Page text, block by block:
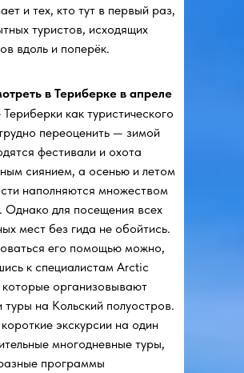
как туристического
переоценить — зимой
фестивали и охота
сиянием, а осенью и летом
наполняются множеством
Однако для посещения всех
мест без гида не обойтись.
его помощью можно,
к специалистам Arctic
которые организовывают
туры на Кольский полуостров.
экскурсии на один
многодневные туры,
программы
и тех, кто тут в первый раз,
туристов, исходящих
вдоль и поперёк.
в Териберке в апреле